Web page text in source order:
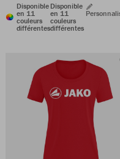
Disponible
en 11
couleurs
différentes
Disponible
en 11
couleurs
différentes